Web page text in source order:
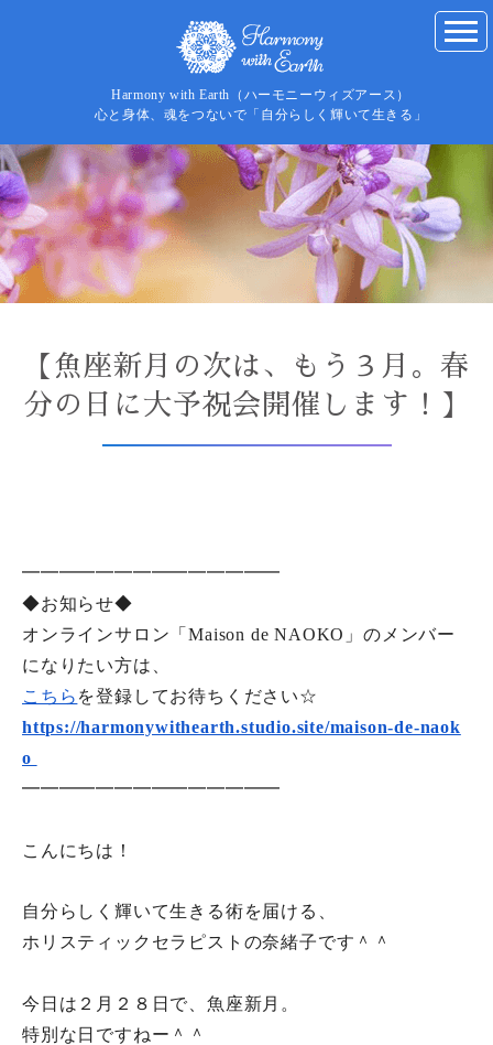
Harmony with Earth（ハーモニーウィズアース）
心と身体、魂をつないで「自分らしく輝いて生きる」
【魚座新月の次は、もう３月。春
分の日に大予祝会開催します！】
━━━━━━━━━━━━━━
◆お知らせ◆
オンラインサロン「Maison de NAOKO」のメンバー
になりたい方は、
こちら を登録してお待ちください☆
https://harmonywithearth.studio.site/maison-de-naok
o
━━━━━━━━━━━━━━
こんにちは！
自分らしく輝いて生きる術を届ける、
ホリスティックセラピストの奈緒子です＾＾
今日は２月２８日で、魚座新月。
特別な日ですねー＾＾